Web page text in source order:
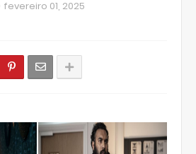
fevereiro 01, 2025